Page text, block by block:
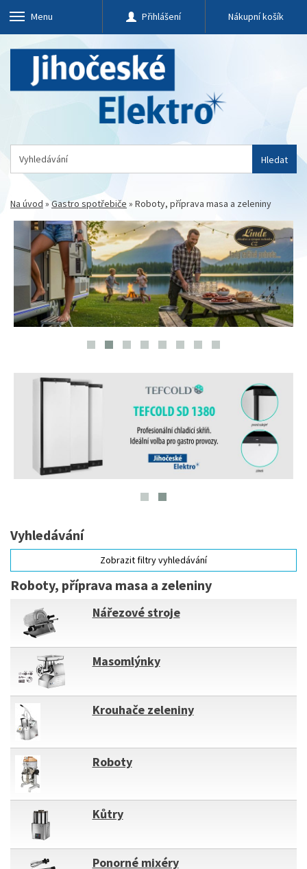
Menu Přihlášení Nákupní košík
Hledat
Na úvod »Gastro spotřebiče » Roboty, příprava masa a zeleniny
Vyhledávání
Zobrazit filtry vyhledávání
Roboty, příprava masa a zeleniny
Nářezové stroje
Masomlýnky
Krouhače zeleniny
Roboty
Kůtry
Ponorné mixéry